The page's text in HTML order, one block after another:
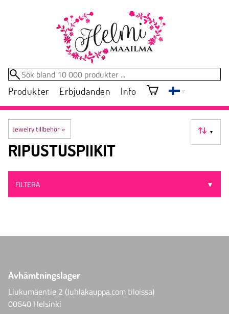
Produkter Erbjudanden Info
Jewelry tillbehör‪» ▼
RIPUSTUSPIIKIT
FILTERA ▼
Avhämtningslager
Liukumäentie 2 (Juhlakauppa.com tiloissa)
00640 Helsinki